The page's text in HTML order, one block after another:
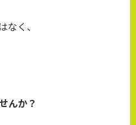
なく、
んか？